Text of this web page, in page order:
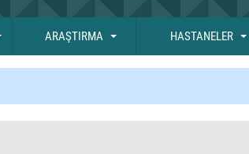
ARAŞTIRMA HASTANELER